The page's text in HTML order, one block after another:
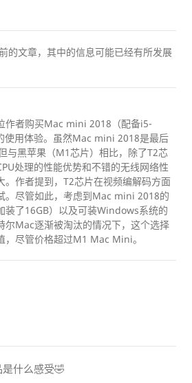
的文章，其中的信息可能已经有所发展
作者购买Mac mini 2018（配备i5-
使用体验。虽然Mac mini 2018是最后
与黑苹果（M1芯片）相比，除了T2芯
处理的性能优势和不错的无线网络性
。作者提到，T2芯片在视频编解码方面
。尽管如此，考虑到Mac mini 2018的
装了16GB）以及可装Windows系统的
尔Mac逐渐被淘汰的情况下，这个选择
，尽管价格超过M1 Mac Mini。
什么感受🤣